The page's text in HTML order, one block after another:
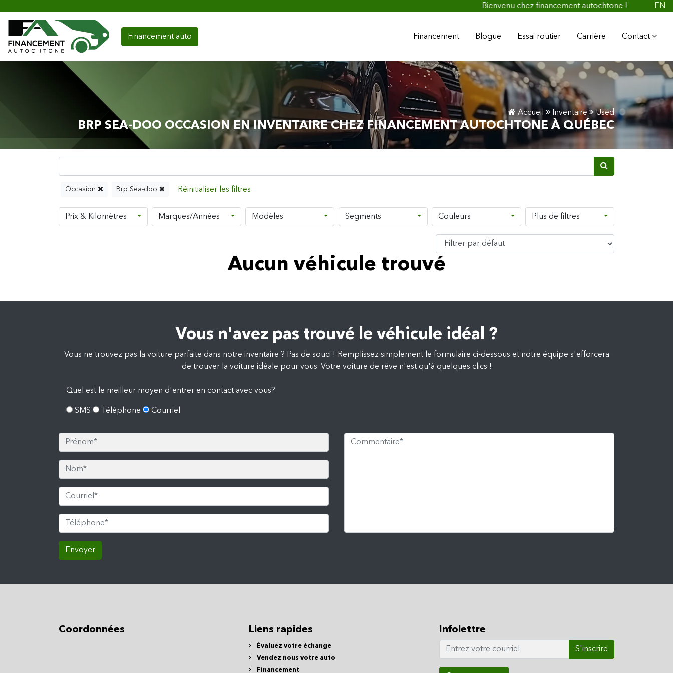
Bienvenu chez financement autochtone ! EN
Financement auto Financement Blogue Essai routier Carrière Contact
Accueil Inventaire Used
BRP SEA-DOO OCCASION EN INVENTAIRE CHEZ FINANCEMENT AUTOCHTONE À QUÉBEC
Occasion Brp Sea-doo
Prix & Kilomètres Marques/Années Modèles Segments Couleurs Plus de filtres
Aucun véhicule trouvé
Vous n'avez pas trouvé le véhicule idéal ?
Vous ne trouvez pas la voiture parfaite dans notre inventaire ? Pas de souci ! Remplissez simplement le formulaire ci-dessous et notre équipe s'efforcera
de trouver la voiture idéale pour vous. Votre voiture de rêve n'est qu'à quelques clics !
Quel est le meilleur moyen d'entrer en contact avec vous?
SMS Téléphone Courriel
Envoyer
Coordonnées Liens rapides
Évaluez votre échange
Vendez nous votre auto
Financement
Infolettre
S'inscrire